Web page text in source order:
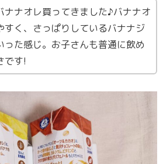
ナナオレ買ってきました♪バナナオ
すく、さっぱりしているバナナジ
った感じ。お子さんも普通に飲め
です!